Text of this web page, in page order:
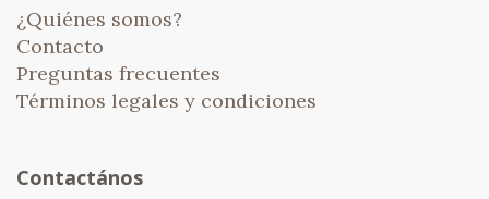
¿Quiénes somos?
Contacto
Preguntas frecuentes
Términos legales y condiciones
Contactános